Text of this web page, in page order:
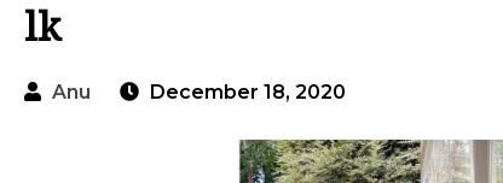
lk
Anu December 18, 2020